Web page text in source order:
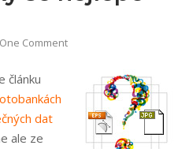
One Comment
článku
dat
ale ze